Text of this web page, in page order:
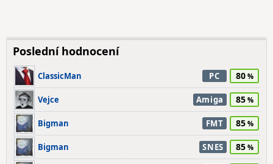
Poslední hodnocení
ClassicMan PC 80
Vejce Amiga 85
Bigman FMT 85
Bigman SNES 85